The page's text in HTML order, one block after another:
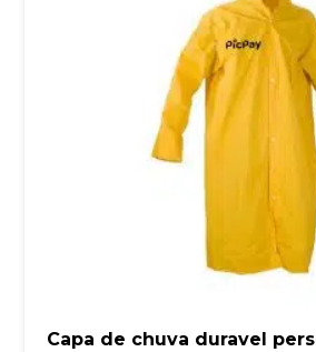
Capa de chuva duravel